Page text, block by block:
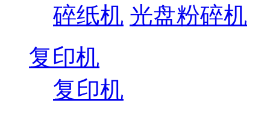
碎纸机 光盘粉碎机
复印机
复印机